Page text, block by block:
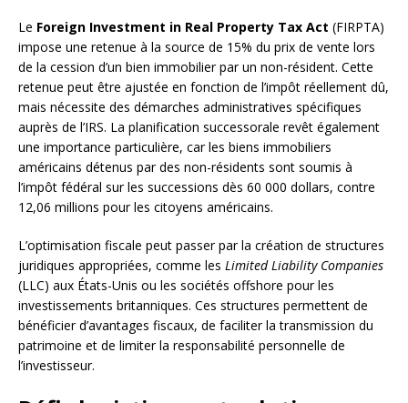
Le Foreign Investment in Real Property Tax Act (FIRPTA)
impose une retenue à la source de 15% du prix de vente lors
de la cession d’un bien immobilier par un non-résident. Cette
retenue peut être ajustée en fonction de l’impôt réellement dû,
mais nécessite des démarches administratives spécifiques
auprès de l’IRS. La planification successorale revêt également
une importance particulière, car les biens immobiliers
américains détenus par des non-résidents sont soumis à
l’impôt fédéral sur les successions dès 60 000 dollars, contre
12,06 millions pour les citoyens américains.
L’optimisation fiscale peut passer par la création de structures
juridiques appropriées, comme les Limited Liability Companies
(LLC) aux États-Unis ou les sociétés offshore pour les
investissements britanniques. Ces structures permettent de
bénéficier d’avantages fiscaux, de faciliter la transmission du
patrimoine et de limiter la responsabilité personnelle de
l’investisseur.